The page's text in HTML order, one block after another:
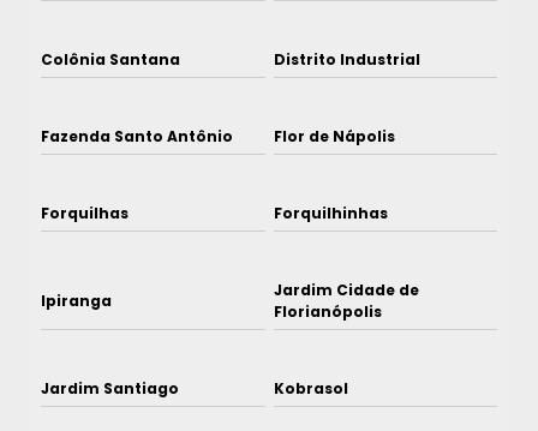
Colônia Santana Distrito Industrial
Fazenda Santo Antônio Flor de Nápolis
Forquilhas Forquilhinhas
Ipiranga
Jardim Cidade de
Florianópolis
Jardim Santiago Kobrasol